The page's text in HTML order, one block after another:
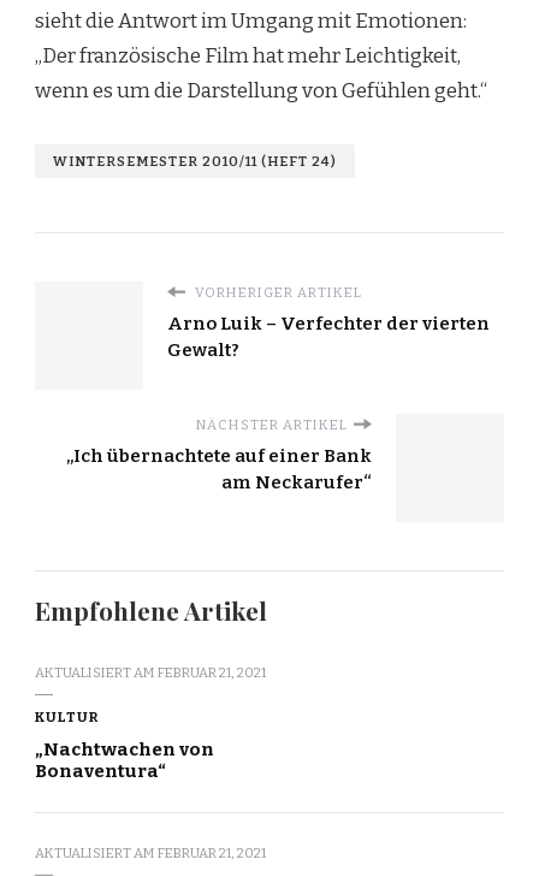
sieht die Antwort im Umgang mit Emotionen:
„Der französische Film hat mehr Leichtigkeit,
wenn es um die Darstellung von Gefühlen geht.“
WINTERSEMESTER 2010/11 (HEFT 24)
VORHERIGER ARTIKEL
Arno Luik – Verfechter der vierten
Gewalt?
NÄCHSTER ARTIKEL
„Ich übernachtete auf einer Bank
am Neckarufer“
Empfohlene Artikel
AKTUALISIERT AM FEBRUAR 21, 2021
KULTUR
„Nachtwachen von
Bonaventura“
AKTUALISIERT AM FEBRUAR 21, 2021